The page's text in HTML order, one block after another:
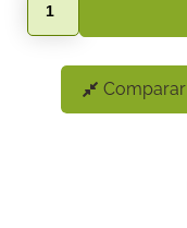
Comparar